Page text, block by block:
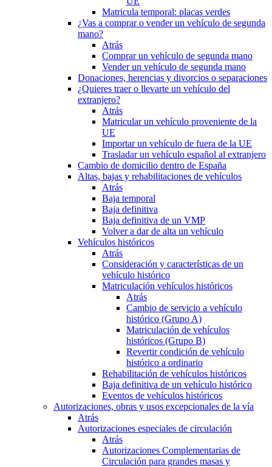
Matricula temporal: placas verdes
¿Vas a comprar o vender un vehículo de segunda
mano?
Atrás
Comprar un vehículo de segunda mano
Vender un vehículo de segunda mano
Donaciones, herencias y divorcios o separaciones
¿Quieres traer o llevarte un vehículo del
extranjero?
Atrás
Matricular un vehículo proveniente de la
UE
Importar un vehículo de fuera de la UE
Trasladar un vehículo español al extranjero
Cambio de domicilio dentro de España
Altas, bajas y rehabilitaciones de vehículos
Atrás
Baja temporal
Baja definitiva
Baja definitiva de un VMP
Volver a dar de alta un vehículo
Vehículos históricos
Atrás
Consideración y características de un
vehículo histórico
Matriculación vehículos históricos
Atrás
Cambio de servicio a vehículo
histórico (Grupo A)
Matriculación de vehículos
históricos (Grupo B)
Revertir condición de vehículo
histórico a ordinario
Rehabilitación de vehículos históricos
Baja definitiva de un vehículo histórico
Eventos de vehículos históricos
Autorizaciones, obras y usos excepcionales de la vía
Atrás
Autorizaciones especiales de circulación
Atrás
Autorizaciones Complementarias de
Circulación para grandes masas y